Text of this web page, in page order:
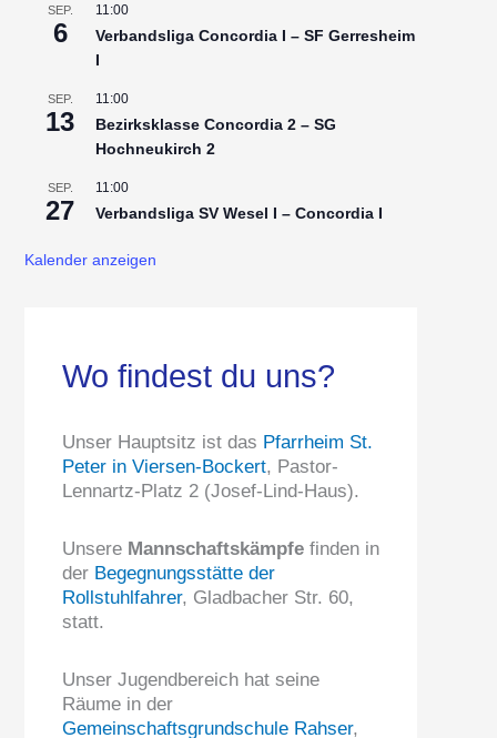
SEP.
6
11:00
Verbandsliga Concordia I – SF Gerresheim
I
SEP.
13
11:00
Bezirksklasse Concordia 2 – SG
Hochneukirch 2
SEP.
27
11:00
Verbandsliga SV Wesel I – Concordia I
Kalender anzeigen
Wo findest du uns?
Unser Hauptsitz ist das Pfarrheim St.
Peter in Viersen-Bockert, Pastor-
Lennartz-Platz 2 (Josef-Lind-Haus).
Unsere Mannschaftskämpfe finden in
der Begegnungsstätte der
Rollstuhlfahrer, Gladbacher Str. 60,
statt.
Unser Jugendbereich hat seine
Räume in der
Gemeinschaftsgrundschule Rahser,